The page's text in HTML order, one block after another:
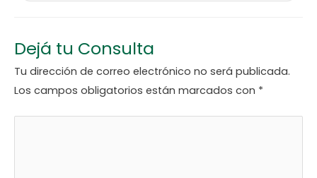
Dejá tu Consulta
Tu dirección de correo electrónico no será publicada.
Los campos obligatorios están marcados con *